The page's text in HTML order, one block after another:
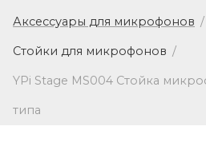
Аксессуары для микрофонов /
Стойки для микрофонов /
YPi Stage MS004 Стойка
типа